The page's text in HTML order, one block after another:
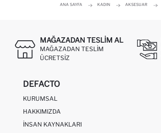
ANA SAYFA KADIN AKSESUAR
MAĞAZADAN TESLIM AL
MAĞAZADAN TESLIM
ÜCRETSIZ
DEFACTO
KURUMSAL
HAKKIMIZDA
İNSAN KAYNAKLARI